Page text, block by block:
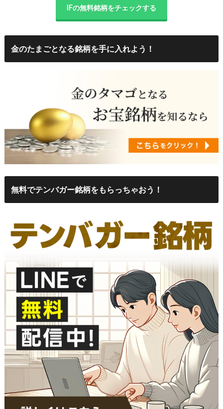
IFの無料銘柄をチェックする
金のたまごとなる銘柄を手に入れよう！
無料でテンバガー銘柄をもらっちゃおう！